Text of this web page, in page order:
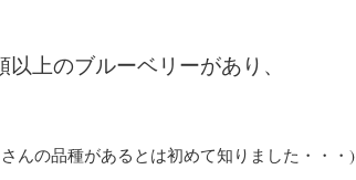
上のブルーベリーがあり、
んの品種があるとは初めて知りました・・・)